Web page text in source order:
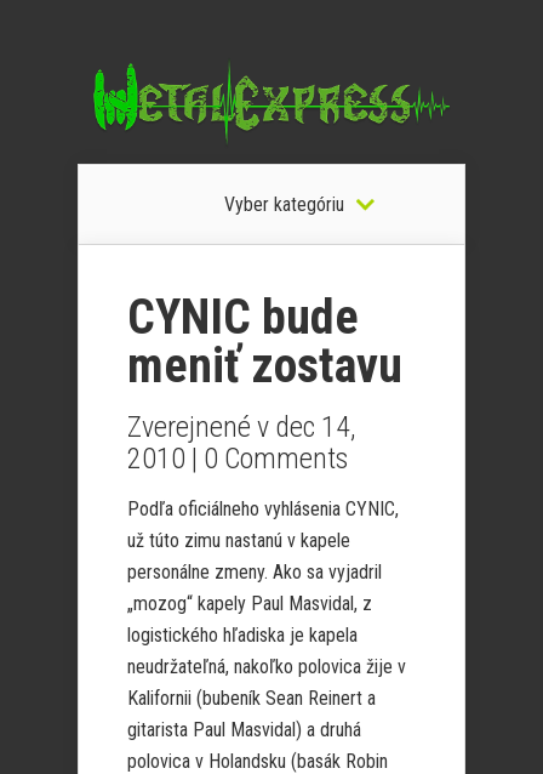
Vyber kategóriu
CYNIC bude
meniť zostavu
Zverejnené v dec 14,
2010 | 0 Comments
Podľa oficiálneho vyhlásenia CYNIC,
už túto zimu nastanú v kapele
personálne zmeny. Ako sa vyjadril
„mozog“ kapely Paul Masvidal, z
logistického hľadiska je kapela
neudržateľná, nakoľko polovica žije v
Kalifornii (bubeník Sean Reinert a
gitarista Paul Masvidal) a druhá
polovica v Holandsku (basák Robin